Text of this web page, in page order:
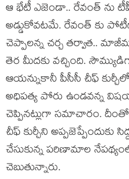
ఆ భేటీ ఎజెండా.. రేవంత్ ను
అడ్డుకోవటమే. రేవంత్ కు
చెప్పాలన్న చర్చ తర్వాత..
తెర మీదకు వచ్చింది.
ఆయన్నుకానీ పీసీసీ చీఫ్
అధిపత్య పోరు ఉండవన్న
చెప్పినట్లుగా సమాచారం.
చీఫ్ కుర్చీని
చేసుకున్న పరిణామాల
చెబుతున్నారు.